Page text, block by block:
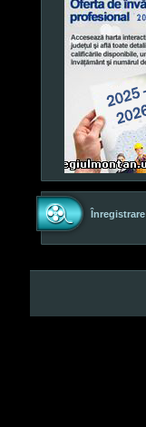
Înregistrare